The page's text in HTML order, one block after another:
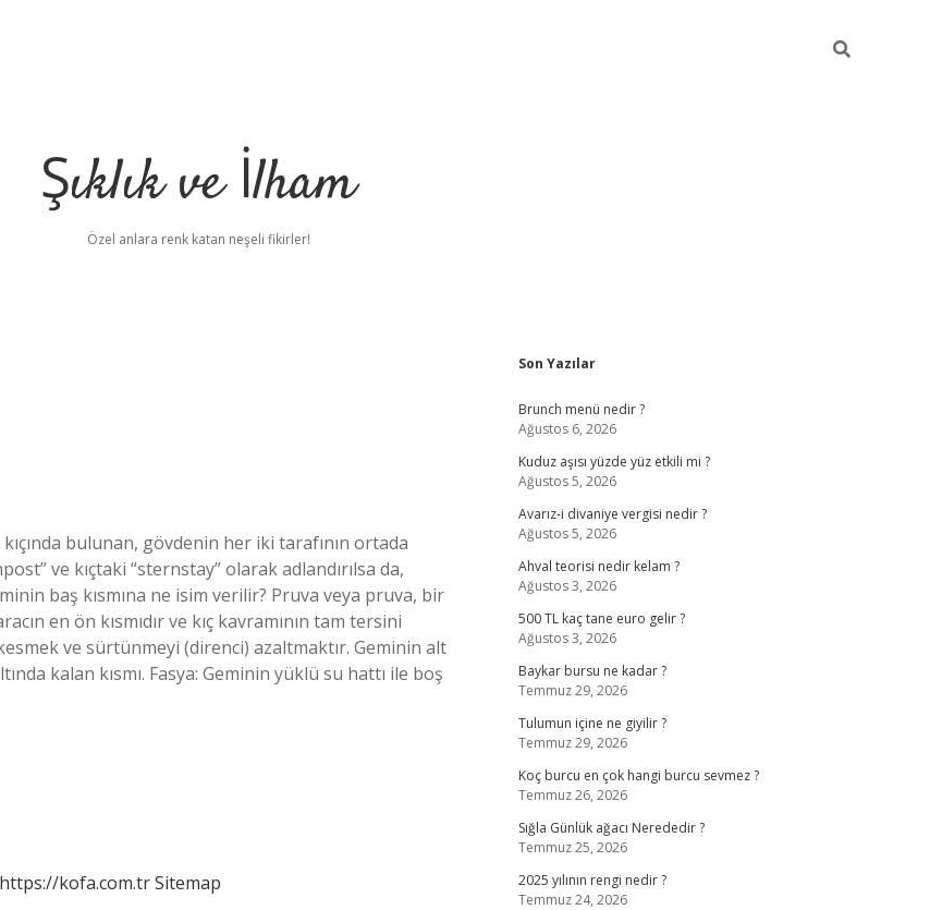
Şıklık ve İlham
Özel anlara renk katan neşeli fikirler!
bulunan, gövdenin her iki tarafının ortada
ve kıçtaki “sternstay” olarak adlandırılsa da,
baş kısmına ne isim verilir? Pruva veya pruva, bir
en ön kısmıdır ve kıç kavramının tam tersini
ve sürtünmeyi (direnci) azaltmaktır. Geminin alt
kalan kısmı. Fasya: Geminin yüklü su hattı ile boş
https://kofa.com.trSitemap
Sidebar
Son Yazılar
Brunch menü nedir ?
Ağustos 6, 2026
Kuduz aşısı yüzde yüz etkili mi ?
Ağustos 5, 2026
Avarız-i divaniye vergisi nedir ?
Ağustos 5, 2026
Ahval teorisi nedir kelam ?
Ağustos 3, 2026
500 TL kaç tane euro gelir ?
Ağustos 3, 2026
Baykar bursu ne kadar ?
Temmuz 29, 2026
Tulumun içine ne giyilir ?
Temmuz 29, 2026
Koç burcu en çok hangi burcu sevmez ?
Temmuz 26, 2026
Sığla Günlük ağacı Nerededir ?
Temmuz 25, 2026
2025 yılının rengi nedir ?
Temmuz 24, 2026